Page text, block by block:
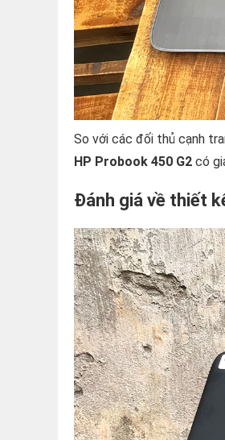
So với các đối thủ cạnh
HP Probook 450 G2 có
Đánh giá về thiết